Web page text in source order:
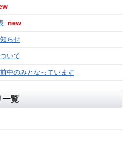
new
らせ
いて
中のみとなっています
一覧